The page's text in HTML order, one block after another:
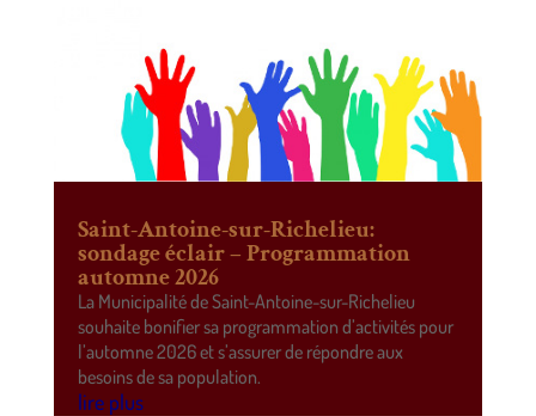
Saint-Antoine-sur-Richelieu:
sondage éclair – Programmation
automne 2026
La Municipalité de Saint-Antoine-sur-Richelieu
souhaite bonifier sa programmation d’activités pour
l’automne 2026 et s’assurer de répondre aux
besoins de sa population.
lire plus